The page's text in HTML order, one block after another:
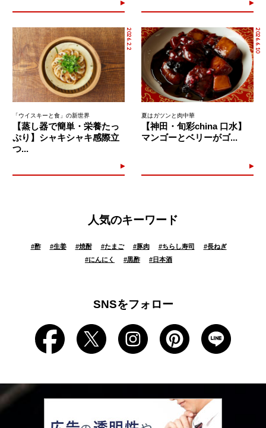
2026.2.2
「ウイスキーと食」の新世界
【蒸し器で簡単・栄養たっ
ぷり】シャキシャキ感際立
つ...
2026.6.10
夏はガツンと肉中華
【神田・旬彩china 口水】
マンゴーとベリーがゴ...
人気のキーワード
#酢 #生姜 #焼酎 #たまご #豚肉 #ちらし寿司 #長ねぎ
#にんにく #黒酢 # 日本酒
SNSをフォロー